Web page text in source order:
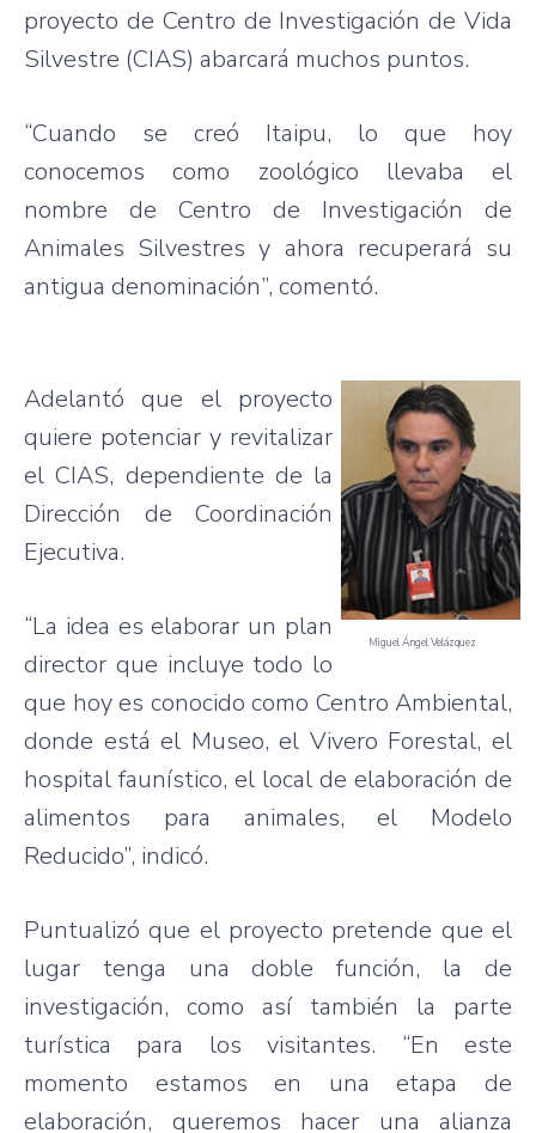
proyecto de Centro de Investigación de Vida
Silvestre (CIAS) abarcará muchos puntos.
“Cuando se creó Itaipu, lo que hoy
conocemos como zoológico llevaba el
nombre de Centro de Investigación de
Animales Silvestres y ahora recuperará su
antigua denominación”, comentó.
Miguel Ángel Velázquez
Adelantó que el proyecto
quiere potenciar y revitalizar
el CIAS, dependiente de la
Dirección de Coordinación
Ejecutiva.
“La idea es elaborar un plan
director que incluye todo lo
que hoy es conocido como Centro Ambiental,
donde está el Museo, el Vivero Forestal, el
hospital faunístico, el local de elaboración de
alimentos para animales, el Modelo
Reducido”, indicó.
Puntualizó que el proyecto pretende que el
lugar tenga una doble función, la de
investigación, como así también la parte
turística para los visitantes. “En este
momento estamos en una etapa de
elaboración, queremos hacer una alianza